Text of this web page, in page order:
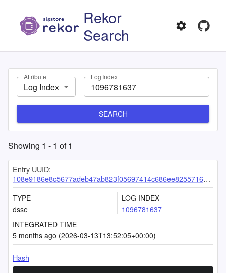
Rekor
Search
Attribute
Log Index
Log Index
SEARCH
Showing 1 - 1 of1
Entry UUID:
108e9186e8c5677adeb47ab823f05697414c686ee8255716134c3055a534a3c4cdb6b4bd7b8acd38
TYPE
dsse
LOG INDEX
1096781637
INTEGRATED TIME
5 months ago (2026-03-13T13:52:05+00:00)
Hash